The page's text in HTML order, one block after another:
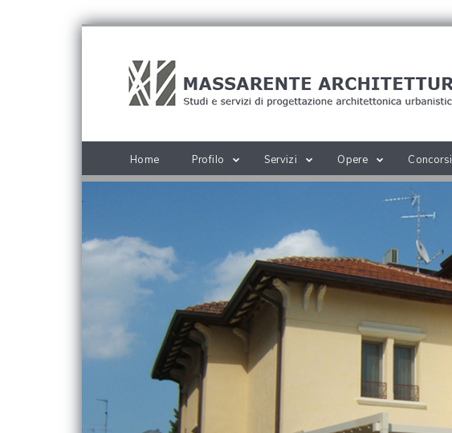
Home Profilo Servizi Opere Concorsi